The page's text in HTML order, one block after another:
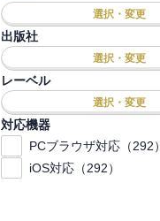
選択・変更
出版社
選択・変更
レーベル
選択・変更
対応機器
PCブラウザ対応（292）
iOS対応（292）